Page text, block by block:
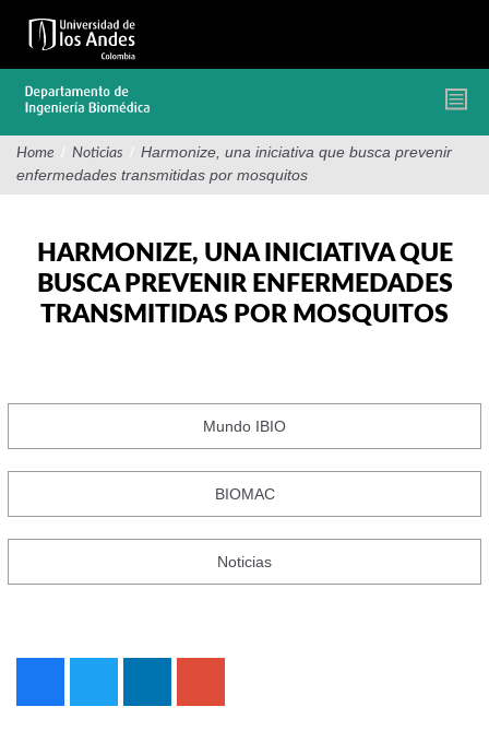
contenido
Home / Noticias / Harmonize, una iniciativa que busca prevenir
enfermedades transmitidas por mosquitos
HARMONIZE, UNA INICIATIVA QUE
BUSCA PREVENIR ENFERMEDADES
TRANSMITIDAS POR MOSQUITOS
Mundo IBIO
BIOMAC
Noticias